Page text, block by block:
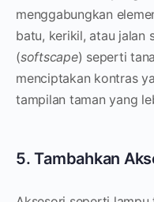
menggabungkan
batu, kerikil, atau jalan
(softscape) seperti
menciptakan kontras
tampilan taman yang
5. Tambahkan